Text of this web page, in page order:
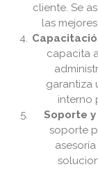
cliente. Se
las
capacita
garantiza
interno
Soporte
soporte